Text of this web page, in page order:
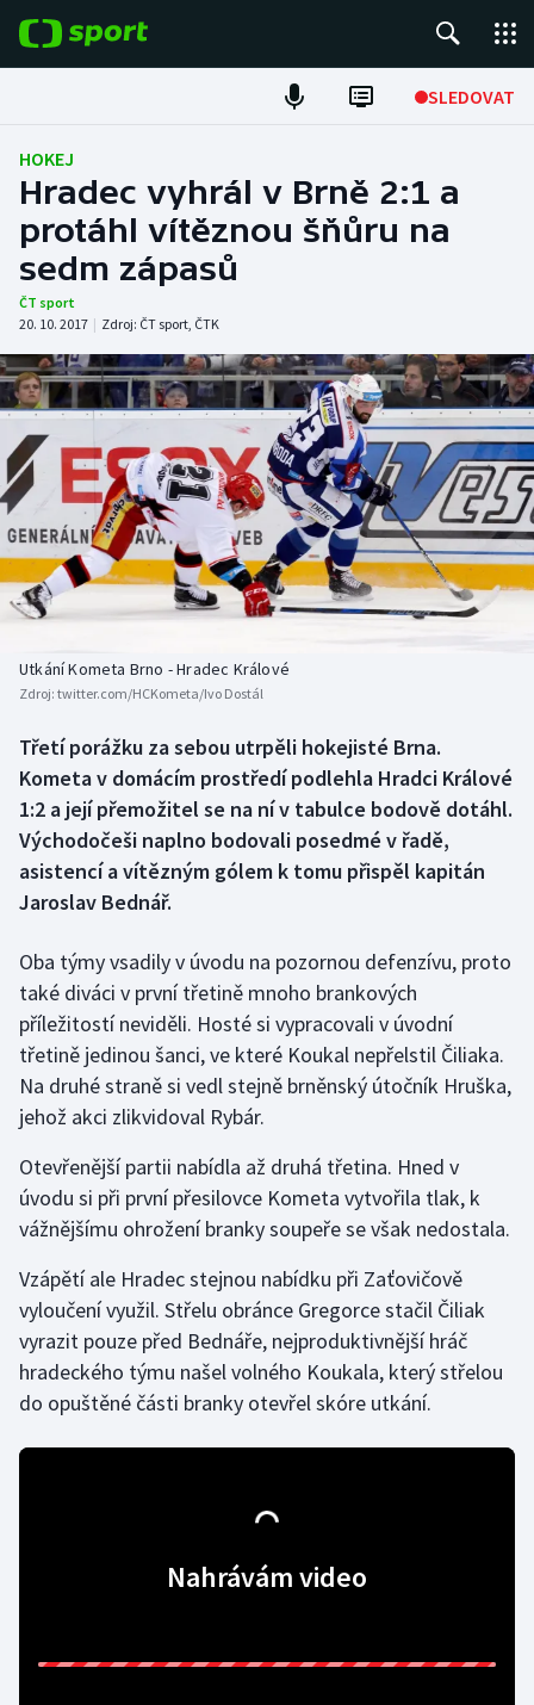
SLEDOVAT
Fotbal
Hokej
Tenis
Atletika
Cyklistika
DALŠÍ SPORTY
Americký fotbal
Baseball a softbal
Basketbal
Biatlon
Box
Curling
Dostihy
Florbal
Futsal
Golf
Gymnastika
Házená
Jezdectví
Judo
Krasobruslení
Lezení
NEPŘEHLÉDNĚTE
Soutěže
Historické návraty
Aplikace ČT sport
HOKEJ
Hradec vyhrál v Brně 2:1 a
protáhl vítěznou šňůru na
sedm zápasů
ČT sport
20. 10. 2017 | Zdroj: ČT sport, ČTK
Utkání Kometa Brno - Hradec Králové
Zdroj: twitter.com/HCKometa/Ivo Dostál
Třetí porážku za sebou utrpěli hokejisté Brna.
Kometa v domácím prostředí podlehla Hradci Králové
1:2 a její přemožitel se na ní v tabulce bodově dotáhl.
Východočeši naplno bodovali posedmé v řadě,
asistencí a vítězným gólem k tomu přispěl kapitán
Jaroslav Bednář.
Oba týmy vsadily v úvodu na pozornou defenzívu, proto
také diváci v první třetině mnoho brankových
příležitostí neviděli. Hosté si vypracovali v úvodní
třetině jedinou šanci, ve které Koukal nepřelstil Čiliaka.
Na druhé straně si vedl stejně brněnský útočník Hruška,
jehož akci zlikvidoval Rybár.
Otevřenější partii nabídla až druhá třetina. Hned v
úvodu si při první přesilovce Kometa vytvořila tlak, k
vážnějšímu ohrožení branky soupeře se však nedostala.
Vzápětí ale Hradec stejnou nabídku při Zaťovičově
vyloučení využil. Střelu obránce Gregorce stačil Čiliak
vyrazit pouze před Bednáře, nejproduktivnější hráč
hradeckého týmu našel volného Koukala, který střelou
do opuštěné části branky otevřel skóre utkání.
Nahrávám video